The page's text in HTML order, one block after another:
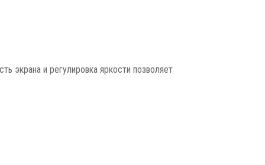
экрана и регулировка яркости позволяет